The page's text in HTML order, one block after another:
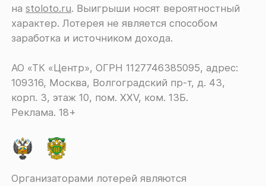
наstoloto.ru. Выигрыши носят вероятностный
характер. Лотерея не является способом
заработка и источником дохода.
АО «ТК «Центр», ОГРН 1127746385095, адрес:
109316, Москва, Волгоградский пр-т, д. 43,
корп. 3, этаж 10, пом. XXV, ком. 13Б.
Реклама. 18+
Организаторами лотерей являются